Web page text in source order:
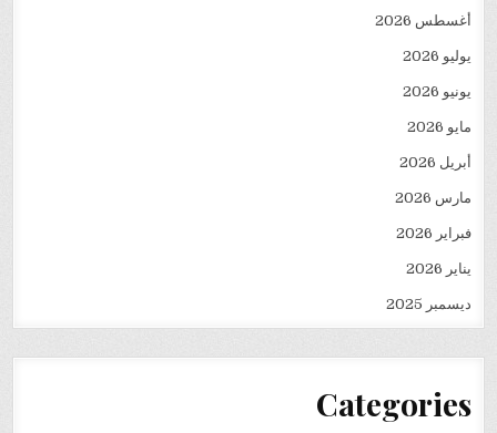
أغسطس 2026
يوليو 2026
يونيو 2026
مايو 2026
أبريل 2026
مارس 2026
فبراير 2026
يناير 2026
ديسمبر 2025
Categories